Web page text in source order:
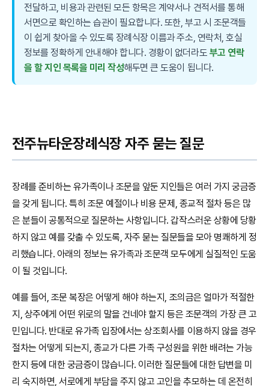
전달하고, 비용과 관련된 모든 항목은 계약서나 견적서를 통해
서면으로 확인하는 습관이 필요합니다. 또한, 부고 시 조문객들
이 쉽게 찾아올 수 있도록 장례식장 이름과 주소, 연락처, 호실
정보를 정확하게 안내해야 합니다. 경황이 없더라도 부고 연락
을 할 지인 목록을 미리 작성해두면 큰 도움이 됩니다.
전주뉴타운장례식장 자주 묻는 질문
장례를 준비하는 유가족이나 조문을 앞둔 지인들은 여러 가지 궁금증
을 갖게 됩니다. 특히 조문 예절이나 비용 문제, 종교적 절차 등은 많
은 분들이 공통적으로 질문하는 사항입니다. 갑작스러운 상황에 당황
하지 않고 예를 갖출 수 있도록, 자주 묻는 질문들을 모아 명쾌하게 정
리했습니다. 아래의 정보는 유가족과 조문객 모두에게 실질적인 도움
이 될 것입니다.
예를 들어, 조문 복장은 어떻게 해야 하는지, 조의금은 얼마가 적절한
지, 상주에게 어떤 위로의 말을 건네야 할지 등은 조문객의 가장 큰 고
민입니다. 반대로 유가족 입장에서는 상조회사를 이용하지 않을 경우
절차는 어떻게 되는지, 종교가 다른 가족 구성원을 위한 배려는 가능
한지 등에 대한 궁금증이 많습니다. 이러한 질문들에 대한 답변을 미
리 숙지하면, 서로에게 부담을 주지 않고 고인을 추모하는 데 온전히